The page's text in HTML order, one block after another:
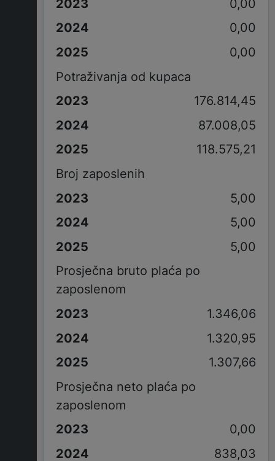
0,00
0,00
0,00
Potraživanja od kupaca
176.814,45
87.008,05
118.575,21
Broj zaposlenih
5,00
5,00
5,00
Prosječna bruto plaća po
zaposlenom
1.346,06
1.320,95
1.307,66
Prosječna neto plaća po
zaposlenom
0,00
838,03